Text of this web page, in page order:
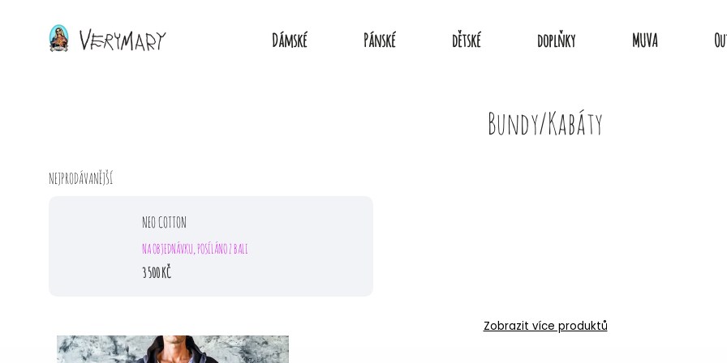
Dámské Pánské dětské doplňky MUVA
Bundy/Kabáty
NEJPRODÁVANĚJŠÍ
NEO COTTON
NA OBJEDNÁVKU, POSÍLÁNO Z BALI
3 500 KČ
Zobrazit více produktů